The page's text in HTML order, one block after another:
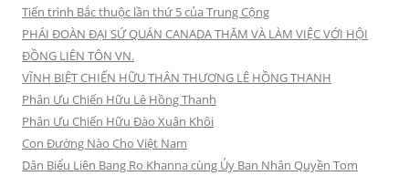
Tiến trình Bắc thuộc lần thứ 5 của Trung Cộng
PHÁI ĐOÀN ĐẠI SỨ QUÁN CANADA THĂM VÀ LÀM VIỆC VỚI HỘI
ĐỒNG LIÊN TÔN VN.
VĨNH BIỆT CHIẾN HỮU THÂN THƯƠNG LÊ HỒNG THANH
Phân Ưu Chiến Hữu Lê Hồng Thanh
Phân Ưu Chiến Hữu Đào Xuân Khôi
Con Đường Nào Cho Việt Nam
Dân Biểu Liên Bang Ro Khanna cùng Ủy Ban Nhân Quyền Tom